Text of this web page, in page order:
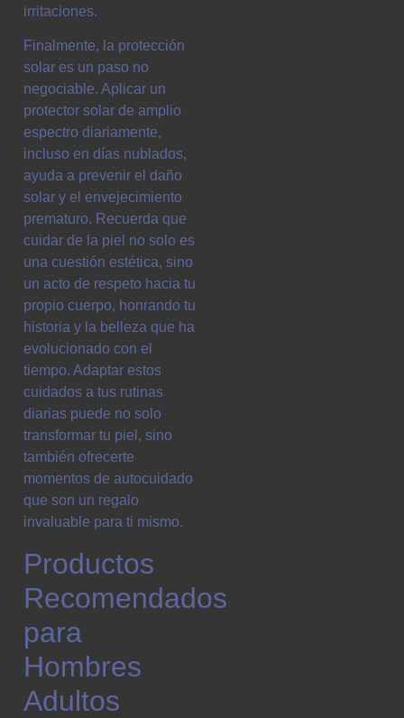
irritaciones.
Finalmente, la protección
solar es un paso no
negociable. Aplicar un
protector solar de amplio
espectro diariamente,
incluso en días nublados,
ayuda a prevenir el daño
solar y el envejecimiento
prematuro. Recuerda que
cuidar de la piel no solo es
una cuestión estética, sino
un acto de respeto hacia tu
propio cuerpo, honrando tu
historia y la belleza que ha
evolucionado con el
tiempo. Adaptar estos
cuidados a tus rutinas
diarias puede no solo
transformar tu piel, sino
también ofrecerte
momentos de autocuidado
que son un regalo
invaluable para ti mismo.
Productos
Recomendados
para
Hombres
Adultos